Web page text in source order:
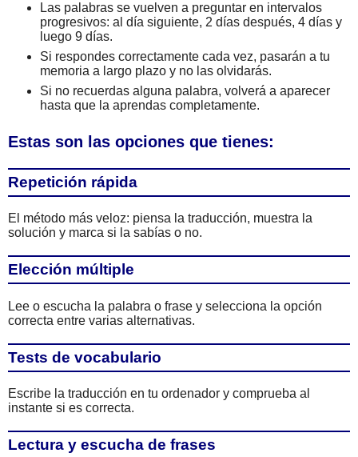
Las palabras se vuelven a preguntar en intervalos
progresivos: al día siguiente, 2 días después, 4 días y
luego 9 días.
Si respondes correctamente cada vez, pasarán a tu
memoria a largo plazo y no las olvidarás.
Si no recuerdas alguna palabra, volverá a aparecer
hasta que la aprendas completamente.
Estas son las opciones que tienes:
Repetición rápida
El método más veloz: piensa la traducción, muestra la
solución y marca si la sabías o no.
Elección múltiple
Lee o escucha la palabra o frase y selecciona la opción
correcta entre varias alternativas.
Tests de vocabulario
Escribe la traducción en tu ordenador y comprueba al
instante si es correcta.
Lectura y escucha de frases